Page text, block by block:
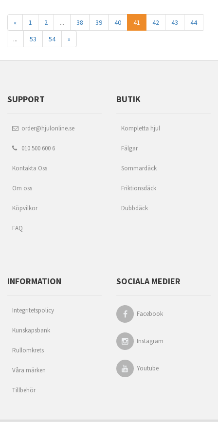
« 1 2 ... 38 39 40 41 42 43
44
...
53 54 »
SUPPORT
order@hjulonline.se
010 500 600 6
Kontakta Oss
Om oss
Köpvilkor
FAQ
BUTIK
Kompletta hjul
Fälgar
Sommardäck
Friktionsdäck
Dubbdäck
INFORMATION
Integritetspolicy
Kunskapsbank
Rullomkrets
Våra märken
Tillbehör
SOCIALA MEDIER
Facebook
Instagram
Youtube